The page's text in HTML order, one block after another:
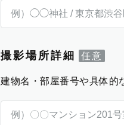
撮影場所詳細
建物名・部屋番号や具体的